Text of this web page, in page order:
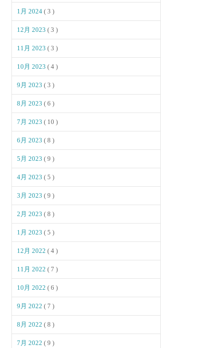
1月 2024( 3 )
12月 2023( 3 )
11月 2023( 3 )
10月 2023( 4 )
9月 2023( 3 )
8月 2023( 6 )
7月 2023( 10 )
6月 2023( 8 )
5月 2023( 9 )
4月 2023( 5 )
3月 2023( 9 )
2月 2023( 8 )
1月 2023( 5 )
12月 2022( 4 )
11月 2022( 7 )
10月 2022( 6 )
9月 2022( 7 )
8月 2022( 8 )
7月 2022( 9 )